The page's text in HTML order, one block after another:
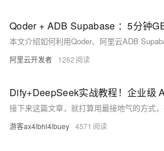
阿里云开发者 1262
游客ax4lbhl4lbuey 4571